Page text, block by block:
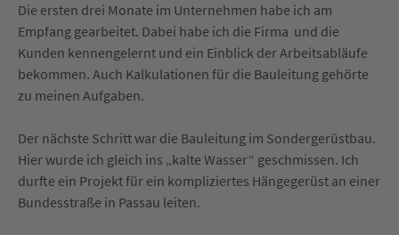
Die ersten drei Monate im Unternehmen habe ich am
Empfang gearbeitet. Dabei habe ich die Firma und die
Kunden kennengelernt und ein Einblick der Arbeitsabläufe
bekommen. Auch Kalkulationen für die Bauleitung gehörte
zu meinen Aufgaben.
Der nächste Schritt war die Bauleitung im Sondergerüstbau.
Hier wurde ich gleich ins „kalte Wasser“ geschmissen. Ich
durfte ein Projekt für ein kompliziertes Hängegerüst an einer
Bundesstraße in Passau leiten.